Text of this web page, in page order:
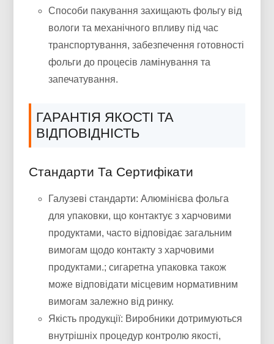
Способи пакування захищають фольгу від
вологи та механічного впливу під час
транспортування, забезпечення готовності
фольги до процесів ламінування та
запечатування.
ГАРАНТІЯ ЯКОСТІ ТА
ВІДПОВІДНІСТЬ
Стандарти Та Сертифікати
Галузеві стандарти: Алюмінієва фольга
для упаковки, що контактує з харчовими
продуктами, часто відповідає загальним
вимогам щодо контакту з харчовими
продуктами.; сигаретна упаковка також
може відповідати місцевим нормативним
вимогам залежно від ринку.
Якість продукції: Виробники дотримуються
внутрішніх процедур контролю якості,